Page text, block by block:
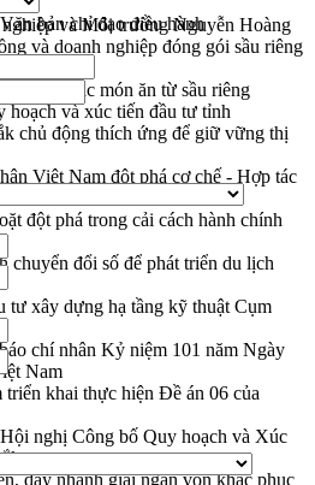
và Môi trường Nguyễn Hoàng
và doanh nghiệp đóng gói sầu riêng
biến các món ăn từ sầu riêng
và xúc tiến đầu tư tỉnh
chủ động thích ứng để giữ vững thị
Việt Nam đột phá cơ chế - Hợp tác
đột phá trong cải cách hành chính
chuyển đổi số để phát triển du lịch
xây dựng hạ tầng kỹ thuật Cụm
chí nhân Kỷ niệm 101 năm Ngày
Nam
khai thực hiện Đề án 06 của
nghị Công bố Quy hoạch và Xúc
đẩy nhanh giải ngân vốn khắc phục
Văn bản chỉ đạo điều hành